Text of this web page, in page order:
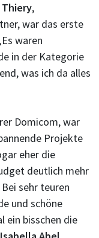
Thiery,
war das erste
waren
in der Kategorie
was ich da alles
Domicom, war
Projekte
eher die
deutlich mehr
sehr teuren
und schöne
ein bisschen die